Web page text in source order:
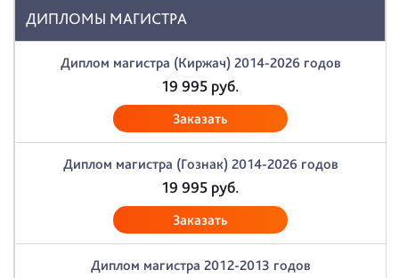
ДИПЛОМЫ МАГИСТРА
Диплом магистра (Киржач) 2014-2026 годов
19 995руб.
Заказать
Диплом магистра (Гознак) 2014-2026 годов
19 995руб.
Заказать
Диплом магистра 2012-2013 годов